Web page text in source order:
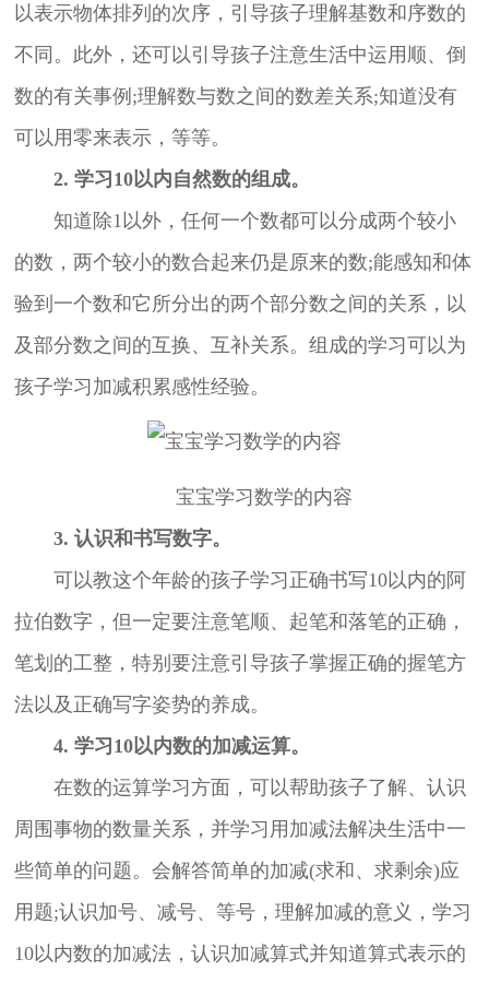
以表示物体排列的次序，引导孩子理解基数和序数的
不同。此外，还可以引导孩子注意生活中运用顺、倒
数的有关事例;理解数与数之间的数差关系;知道没有
可以用零来表示，等等。
2. 学习10以内自然数的组成。
知道除1以外，任何一个数都可以分成两个较小
的数，两个较小的数合起来仍是原来的数;能感知和体
验到一个数和它所分出的两个部分数之间的关系，以
及部分数之间的互换、互补关系。组成的学习可以为
孩子学习加减积累感性经验。
宝宝学习数学的内容
3. 认识和书写数字。
可以教这个年龄的孩子学习正确书写10以内的阿
拉伯数字，但一定要注意笔顺、起笔和落笔的正确，
笔划的工整，特别要注意引导孩子掌握正确的握笔方
法以及正确写字姿势的养成。
4. 学习10以内数的加减运算。
在数的运算学习方面，可以帮助孩子了解、认识
周围事物的数量关系，并学习用加减法解决生活中一
些简单的问题。会解答简单的加减(求和、求剩余)应
用题;认识加号、减号、等号，理解加减的意义，学习
10以内数的加减法，认识加减算式并知道算式表示的